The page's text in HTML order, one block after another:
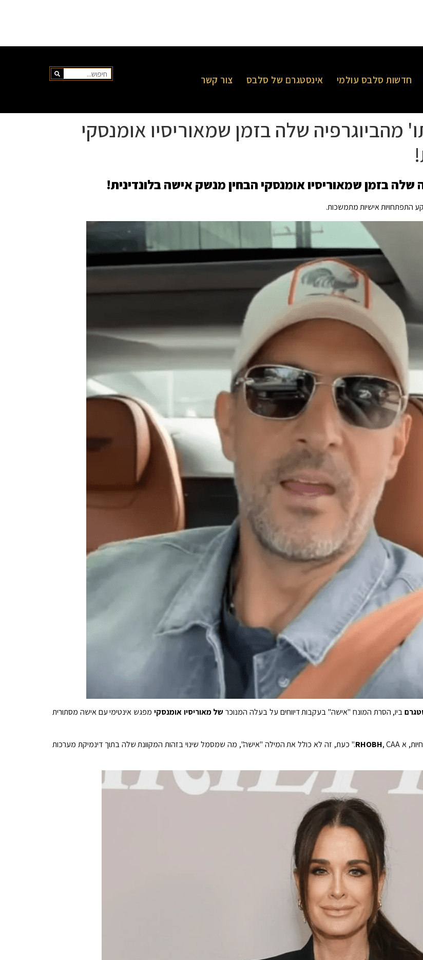
חדשות סלבס עולמי אינסטגרם של סלבס צור קשר
שלה בזמן שמאוריסיו אומנסקי
בזמן שמאוריסיו אומנסקי הבחין מנשק אישה בלונדינית!
התפתחויות אישיות מתמשכות.
ביו, הסרת המונח "אישה" בעקבות דיווחים על בעלה המנוכר של מאוריסיו אומנסקי מפגש אינטימי עם אישה מסתורית
א RHOBH, CAA." כעת, זה לא כולל את המילה "אישה", מה שמסמל שינוי בזהות המקוונת שלה בתוך דינמיקת מערכות